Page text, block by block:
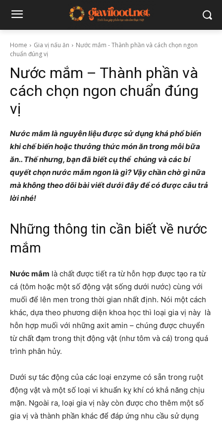
Home Gia vị nấu ăn
Nước mắm - Thành phần và cách chọn ngon
chuẩn đúng vị
Nước mắm – Thành phần và
cách chọn ngon chuẩn đúng
vị
Nước mắm là nguyên liệu được sử dụng khá phổ biến
khi chế biến hoặc thưởng thức món ăn trong mỗi bữa
ăn.. Thế nhưng, bạn đã biết cụ thể chúng và các bí
quyết chọn nước mắm ngon là gì? Vậy chần chờ gì nữa
mà không theo dõi bài viết dưới đây để có được câu trả
lời nhé!
Những thông tin cần biết về nước
mắm
Nước mắm là chất được tiết ra từ hỗn hợp được tạo ra từ
cá (tôm hoặc một số động vật sống dưới nước) cùng với
muối để lên men trong thời gian nhất định. Nói một cách
khác, dựa theo phương diện khoa học thì loại gia vị này là
hỗn hợp muối với những axit amin – chúng được chuyển
từ chất đạm trong thịt động vật (như tôm và cá) trong quá
trình phân hủy.
Dưới sự tác động của các loại enzyme có sẵn trong ruột
động vật và một số loại vi khuẩn kỵ khí có khả năng chịu
mặn. Ngoài ra, loại gia vị này còn được cho thêm một số
gia vị và thành phần khác để đáp ứng nhu cầu sử dụng